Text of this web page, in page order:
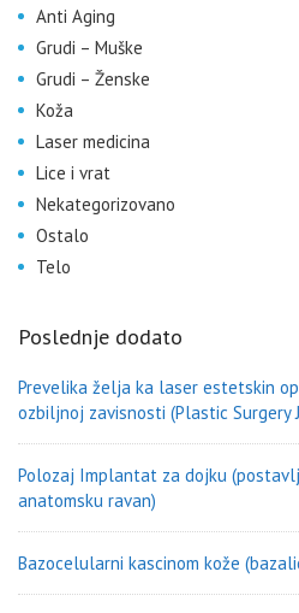
Anti Aging
Grudi – Muške
Grudi – Ženske
Koža
Laser medicina
Lice i vrat
Nekategorizovano
Ostalo
Telo
Poslednje dodato
Prevelika želja ka laser estetskin
ozbiljnoj zavisnosti (Plastic Surgery
Polozaj Implantat za dojku
anatomsku ravan)
Bazocelularni kascinom kože